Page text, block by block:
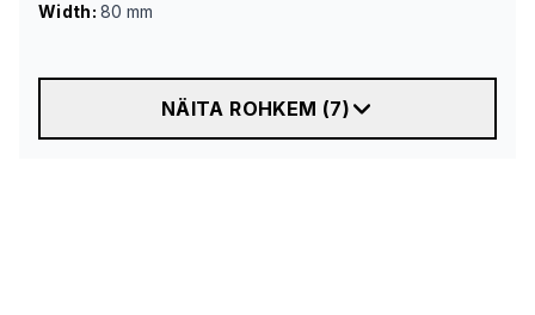
Width:80 mm
NÄITA ROHKEM (7)